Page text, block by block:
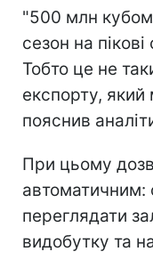
"500 млн
сезон на
Тобто це не
експорту,
пояснив
При цьому
автоматичним:
переглядати
видобутку та